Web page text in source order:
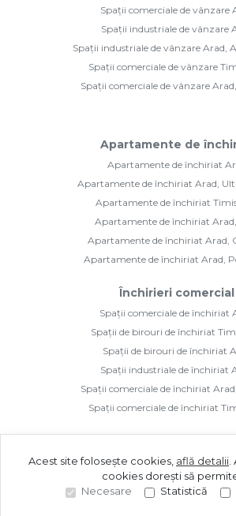
Spații comerciale de vânzare
Spații industriale de vânzare
Spații industriale de vânzare Arad,
Spații comerciale de vânzare
Spații comerciale de vânzare
Apartamente de
Apartamente de închiriat
Apartamente de închiriat Arad,
Apartamente de închiriat
Apartamente de închiriat
Apartamente de închiriat Arad,
Apartamente de închiriat Arad,
Închirieri comercial
Spații comerciale de închiriat
Spații de birouri de închiriat
Spații de birouri de închiriat
Spații industriale de închiriat
Spații comerciale de închiriat
Spații comerciale de închiriat
©2026 Golden Imozone
Acest site folosește cookies, află detalii
cookies dorești să
Necesare
Statistică